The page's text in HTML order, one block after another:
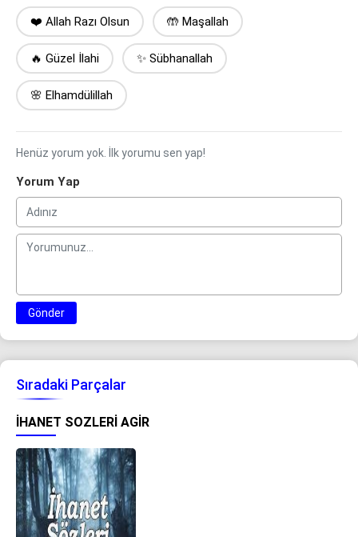
❤️ Allah Razı Olsun 🤲 Maşallah
🔥 Güzel İlahi ✨ Sübhanallah
🌸 Elhamdülillah
Henüz yorum yok. İlk yorumu sen yap!
Yorum Yap
Gönder
Sıradaki Parçalar
IHANET SOZLERI AGIR